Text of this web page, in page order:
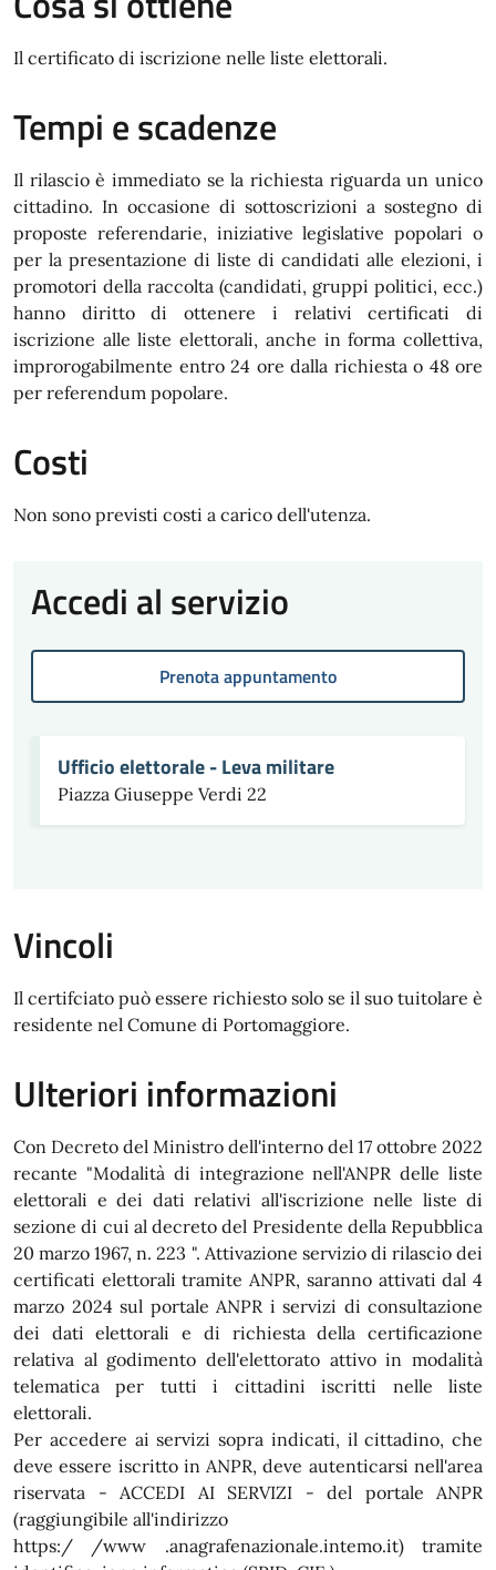
Il certificato di iscrizione nelle liste elettorali.
Tempi e scadenze
Il rilascio è immediato se la richiesta riguarda un unico
cittadino. In occasione di sottoscrizioni a sostegno di
proposte referendarie, iniziative legislative popolari o
per la presentazione di liste di candidati alle elezioni, i
promotori della raccolta (candidati, gruppi politici, ecc.)
hanno diritto di ottenere i relativi certificati di
iscrizione alle liste elettorali, anche in forma collettiva,
improrogabilmente entro 24 ore dalla richiesta o 48 ore
per referendum popolare.
Costi
Non sono previsti costi a carico dell'utenza.
Accedi al servizio
Prenota appuntamento
Ufficio elettorale - Leva militare
Piazza Giuseppe Verdi 22
Vincoli
Il certifciato può essere richiesto solo se il suo tuitolare è
residente nel Comune di Portomaggiore.
Ulteriori informazioni
Con Decreto del Ministro dell'interno del 17 ottobre 2022
recante "Modalità di integrazione nell'ANPR delle liste
elettorali e dei dati relativi all'iscrizione nelle liste di
sezione di cui al decreto del Presidente della Repubblica
20 marzo 1967, n. 223 ". Attivazione servizio di rilascio dei
certificati elettorali tramite ANPR, saranno attivati dal 4
marzo 2024 sul portale ANPR i servizi di consultazione
dei dati elettorali e di richiesta della certificazione
relativa al godimento dell'elettorato attivo in modalità
telematica per tutti i cittadini iscritti nelle liste
elettorali.
Per accedere ai servizi sopra indicati, il cittadino, che
deve essere iscritto in ANPR, deve autenticarsi nell'area
riservata - ACCEDI AI SERVIZI - del portale ANPR
(raggiungibile all'indirizzo
https:/ /www .anagrafenazionale.intemo.it) tramite